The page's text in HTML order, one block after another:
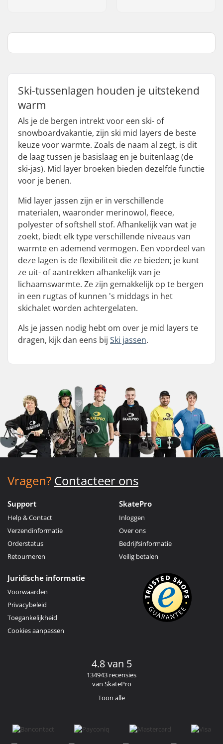
Ski-tussenlagen houden je uitstekend
warm
Als je de bergen intrekt voor een ski- of
snowboardvakantie, zijn ski mid layers de beste
keuze voor warmte. Zoals de naam al zegt, is dit
de laag tussen je basislaag en je buitenlaag (de
ski-jas). Mid layer broeken bieden dezelfde functie
voor je benen.
Mid layer jassen zijn er in verschillende
materialen, waaronder merinowol, fleece,
polyester of softshell stof. Afhankelijk van wat je
zoekt, biedt elk type verschillende niveaus van
warmte en ademend vermogen. Een voordeel van
deze lagen is de flexibiliteit die ze bieden; je kunt
ze uit- of aantrekken afhankelijk van je
lichaamswarmte. Ze zijn gemakkelijk op te bergen
in een rugtas of kunnen 's middags in het
skichalet worden achtergelaten.
Als je jassen nodig hebt om over je mid layers te
dragen, kijk dan eens bij Ski jassen.
Vragen? Contacteer ons
Support
Help & Contact
Verzendinformatie
Orderstatus
Retourneren
SkatePro
Inloggen
Over ons
Bedrijfsinformatie
Veilig betalen
Juridische informatie
Voorwaarden
Privacybeleid
Toegankelijkheid
Cookies aanpassen
4.8 van 5
134943 recensies
van SkatePro
Toon alle